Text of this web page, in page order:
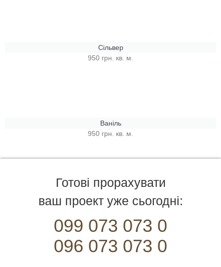
Сільвер
950 грн. кв. м.
Ваніль
950 грн. кв. м.
Готові прорахувати
ваш проект уже сьогодні:
099 073 073 0
096 073 073 0